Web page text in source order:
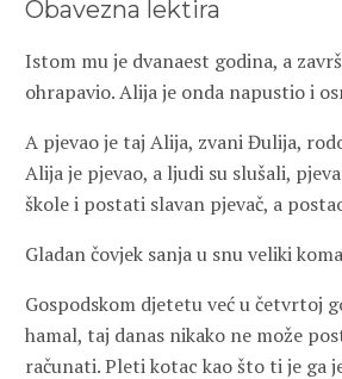
Obavezna lektira
Istom mu je dvanaest godina, a
ohrapavio. Alija je onda napustio i
A pjevao je taj Alija, zvani Đulija,
Alija je pjevao, a ljudi su slušali,
škole i postati slavan pjevač, a
Gladan čovjek sanja u snu veliki
Gospodskom djetetu već u četvrtoj
hamal, taj danas nikako ne može
računati. Pleti kotac kao što ti je ga